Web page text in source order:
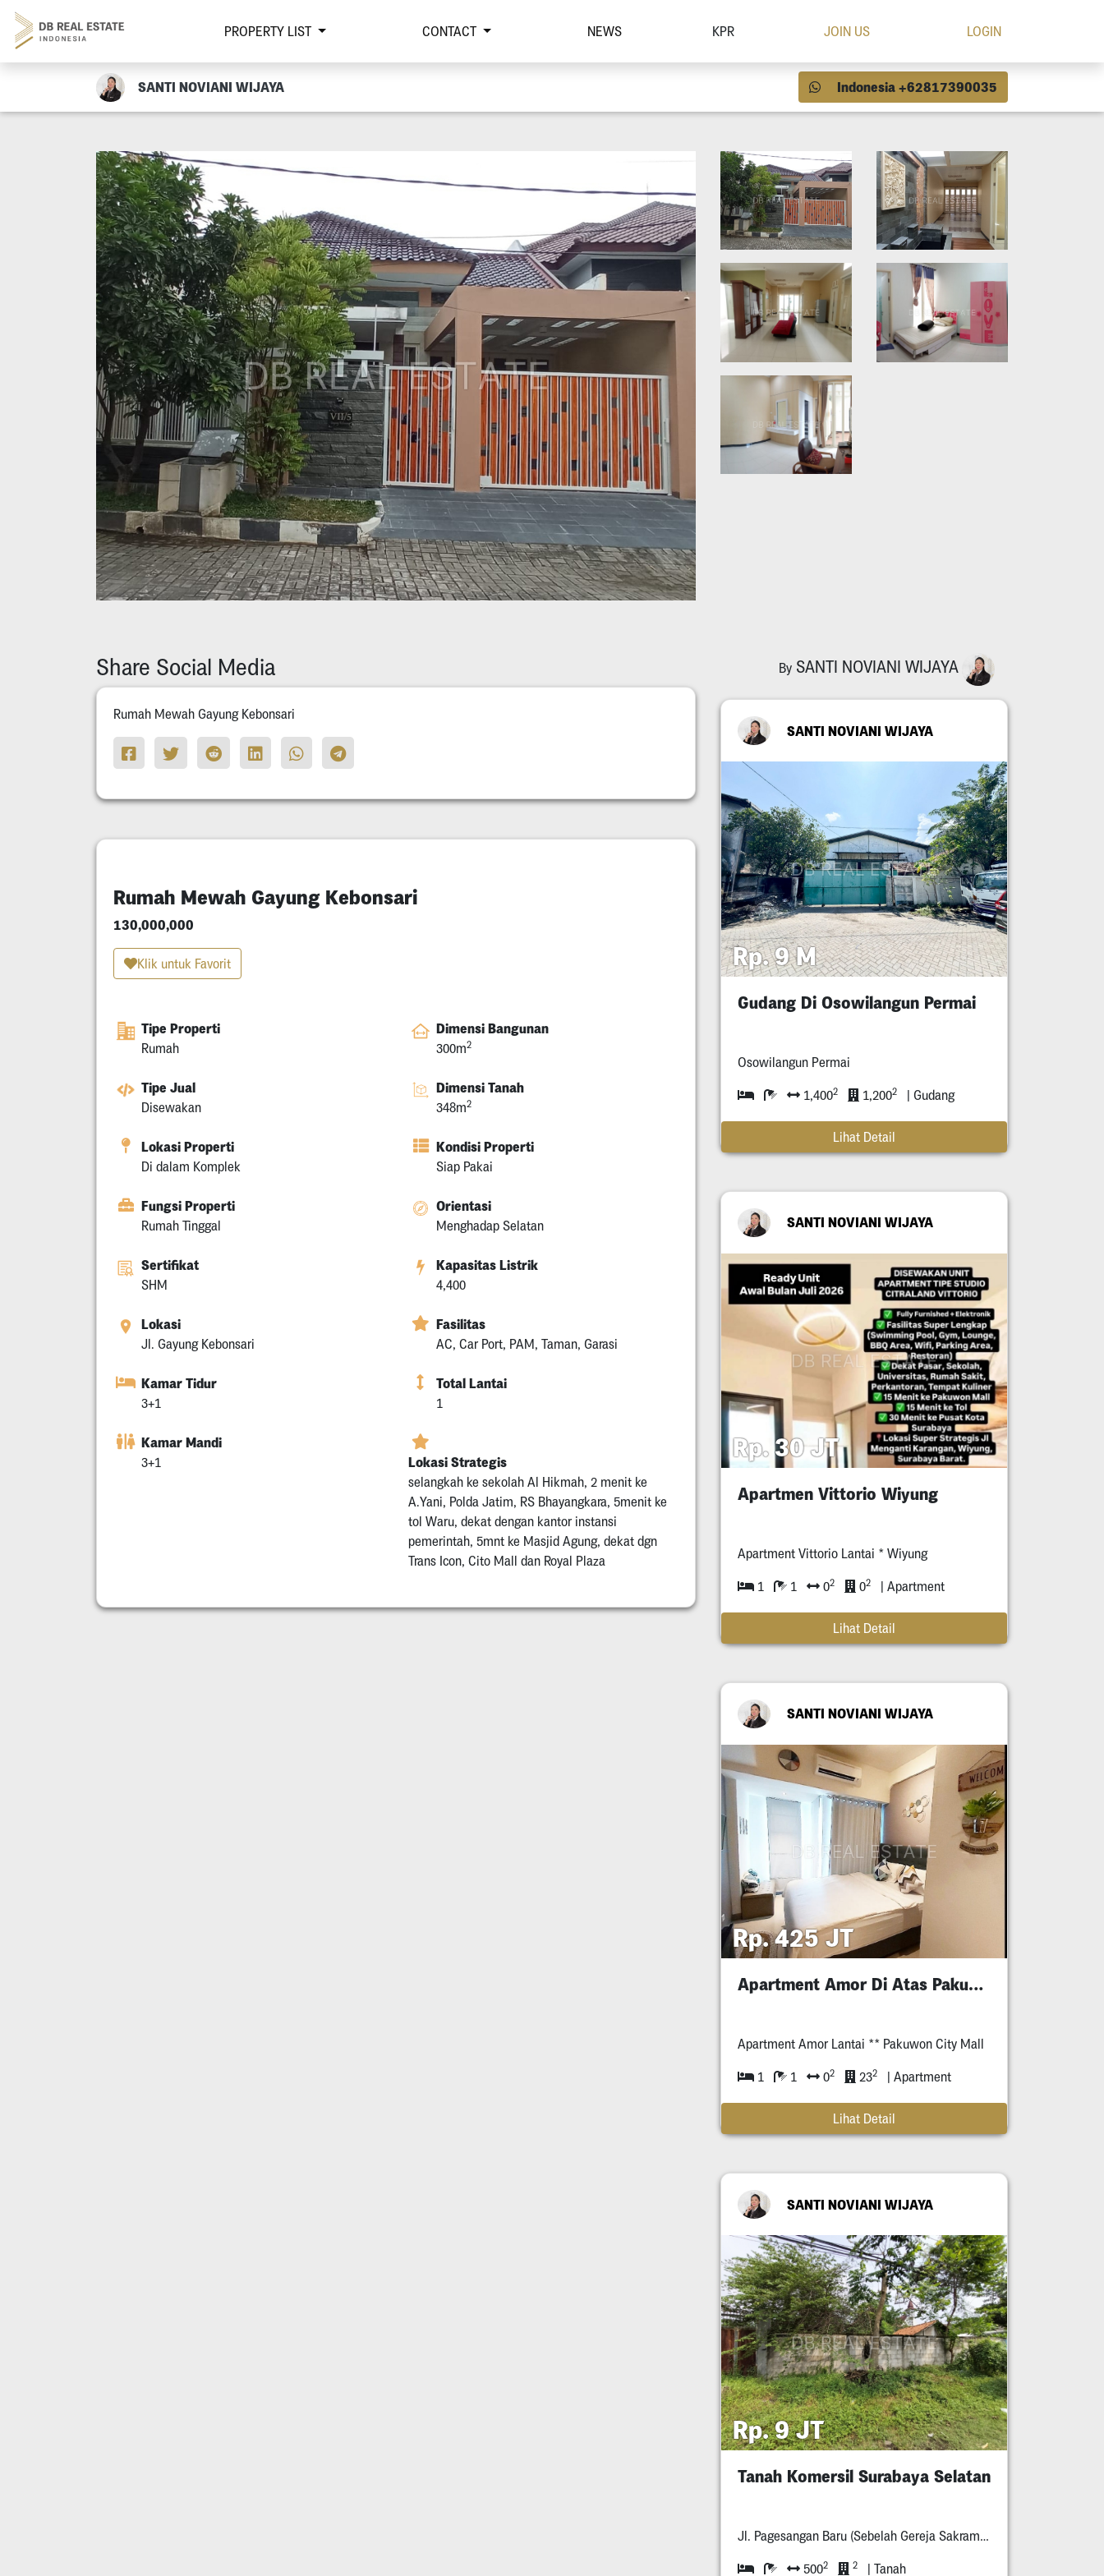
PROPERTY LIST CONTACT NEWS KPR JOIN US LOGIN
SANTI NOVIANI WIJAYA Indonesia +62817390035
Share Social Media
Rumah Mewah Gayung Kebonsari
Rumah Mewah Gayung Kebonsari
130,000,000
Klik untuk Favorit
Tipe Properti
Rumah
Dimensi Bangunan
300m2
Tipe Jual
Disewakan
Dimensi Tanah
348m2
Lokasi Properti
Di dalam Komplek
Kondisi Properti
Siap Pakai
Fungsi Properti
Rumah Tinggal
Orientasi
Menghadap Selatan
Sertifikat
SHM
Kapasitas Listrik
4,400
Lokasi
Jl. Gayung Kebonsari
Fasilitas
AC, Car Port, PAM, Taman, Garasi
Kamar Tidur
3+1
Total Lantai
1
Kamar Mandi
3+1 Lokasi Strategis
selangkah ke sekolah Al Hikmah, 2 menit ke
A.Yani, Polda Jatim, RS Bhayangkara, 5menit ke
tol Waru, dekat dengan kantor instansi
pemerintah, 5mnt ke Masjid Agung, dekat dgn
Trans Icon, Cito Mall dan Royal Plaza
By SANTI NOVIANI WIJAYA
SANTI NOVIANI WIJAYA
Rp. 9 M
Gudang Di Osowilangun Permai
Osowilangun Permai
1,4002 1,2002 | Gudang
Lihat Detail
SANTI NOVIANI WIJAYA
Rp. 30 JT
Apartmen Vittorio Wiyung
Apartment Vittorio Lantai * Wiyung
1 1 02 02 | Apartment
Lihat Detail
SANTI NOVIANI WIJAYA
Rp. 425 JT
Apartment Amor Di Atas Pakuwon City Mall
Apartment Amor Lantai ** Pakuwon City Mall
1 1 02 232 | Apartment
Lihat Detail
SANTI NOVIANI WIJAYA
Rp. 9 JT
Tanah Komersil Surabaya Selatan
Jl. Pagesangan Baru (Sebelah Gereja Sakramen Maha Kudus)
5002 2 | Tanah